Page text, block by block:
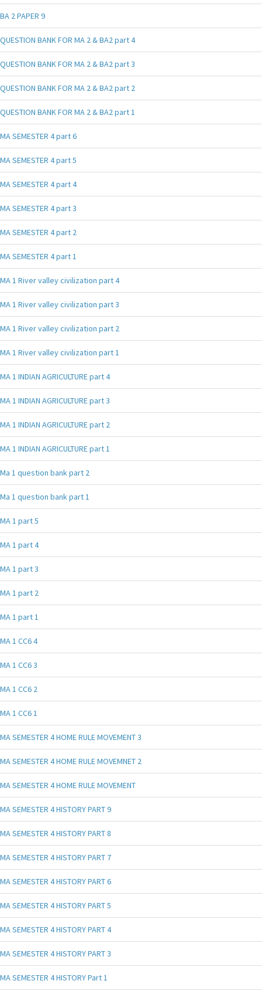
BA 2 PAPER 9
QUESTION BANK FOR MA 2 & BA2 part 4
QUESTION BANK FOR MA 2 & BA2 part 3
QUESTION BANK FOR MA 2 & BA2 part 2
QUESTION BANK FOR MA 2 & BA2 part 1
MA SEMESTER 4 part 6
MA SEMESTER 4 part 5
MA SEMESTER 4 part 4
MA SEMESTER 4 part 3
MA SEMESTER 4 part 2
MA SEMESTER 4 part 1
MA 1 River valley civilization part 4
MA 1 River valley civilization part 3
MA 1 River valley civilization part 2
MA 1 River valley civilization part 1
MA 1 INDIAN AGRICULTURE part 4
MA 1 INDIAN AGRICULTURE part 3
MA 1 INDIAN AGRICULTURE part 2
MA 1 INDIAN AGRICULTURE part 1
Ma 1 question bank part 2
Ma 1 question bank part 1
MA 1 part 5
MA 1 part 4
MA 1 part 3
MA 1 part 2
MA 1 part 1
MA 1 CC6 4
MA 1 CC6 3
MA 1 CC6 2
MA 1 CC6 1
MA SEMESTER 4 HOME RULE MOVEMENT 3
MA SEMESTER 4 HOME RULE MOVEMNET 2
MA SEMESTER 4 HOME RULE MOVEMENT
MA SEMESTER 4 HISTORY PART 9
MA SEMESTER 4 HISTORY PART 8
MA SEMESTER 4 HISTORY PART 7
MA SEMESTER 4 HISTORY PART 6
MA SEMESTER 4 HISTORY PART 5
MA SEMESTER 4 HISTORY PART 4
MA SEMESTER 4 HISTORY PART 3
MA SEMESTER 4 HISTORY Part 1